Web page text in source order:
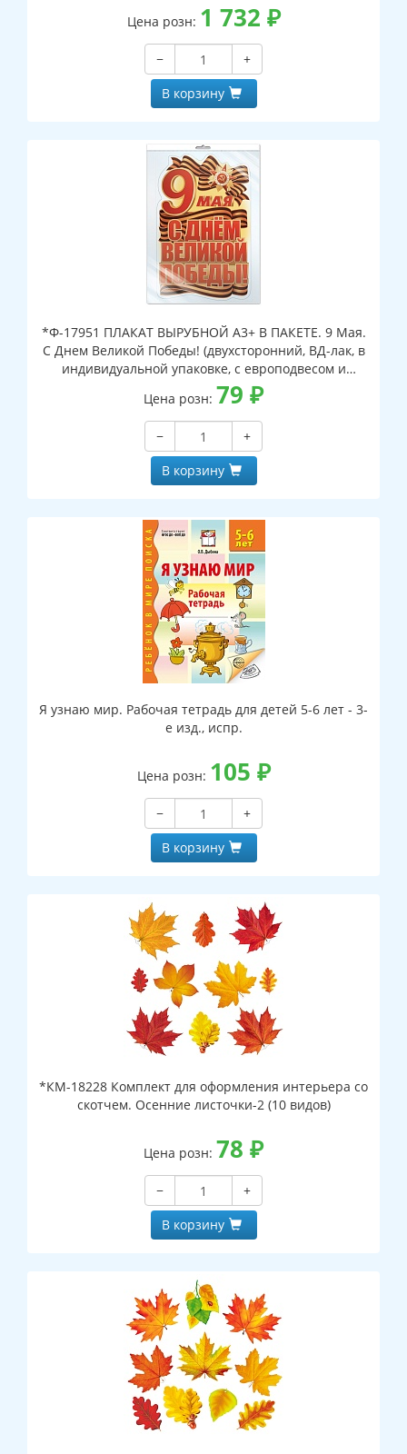
Цена розн: 1 732 ₽
−
+
В корзину
*Ф-17951 ПЛАКАТ ВЫРУБНОЙ А3+ В ПАКЕТЕ. 9 Мая.
С Днем Великой Победы! (двухсторонний, ВД-лак, в
индивидуальной упаковке, с европодвесом и
клеевым клапаном)
Цена розн: 79 ₽
−
+
В корзину
Я узнаю мир. Рабочая тетрадь для детей 5-6 лет - 3-
е изд., испр.
Цена розн: 105 ₽
−
+
В корзину
*КМ-18228 Комплект для оформления интерьера со
скотчем. Осенние листочки-2 (10 видов)
Цена розн: 78 ₽
−
+
В корзину